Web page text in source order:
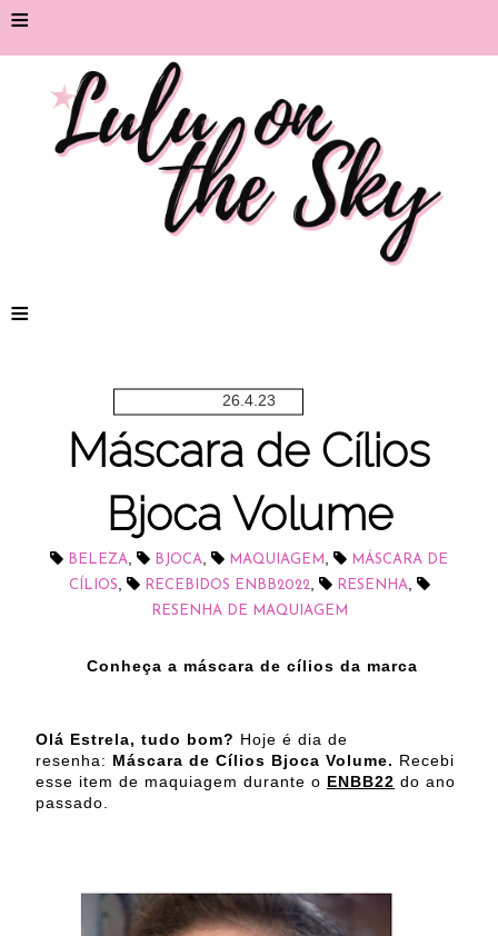
≡
≡
26.4.23
Máscara de Cílios
Bjoca Volume
BELEZA, BJOCA, MAQUIAGEM ,
MÁSCARA DE
CÍLIOS, RECEBIDOS ENBB2022, RESENHA,
RESENHA DE MAQUIAGEM
Conheça a máscara de cílios da marca
Olá Estrela, tudo bom? Hoje é dia de
resenha: Máscara de Cílios Bjoca Volume. Recebi
esse item de maquiagem durante o ENBB22 do ano
passado.